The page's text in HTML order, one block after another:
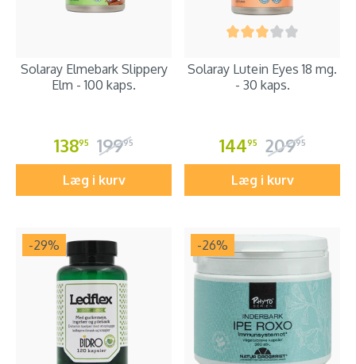
Solaray Elmebark Slippery
Elm - 100 kaps.
13895 19995
Læg i kurv
Solaray Lutein Eyes 18 mg.
- 30 kaps.
14495 20995
Læg i kurv
-29% -26%